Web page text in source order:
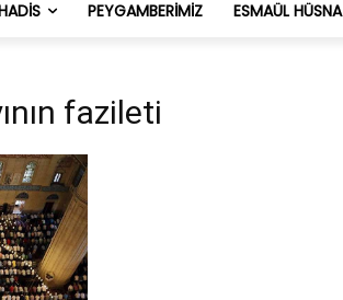
PEYGAMBERIMIZ ESMAÜL HÜSNA
fazileti